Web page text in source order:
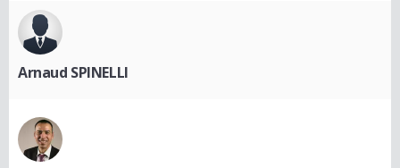
Arnaud SPINELLI